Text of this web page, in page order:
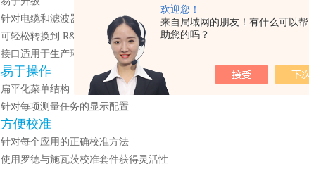
欢迎您！
来自局域网的朋友！有什么可以帮
助您的吗？
针对电缆和滤波器测量的时域分析
可轻松转换到 R&S®ZNB 系列分析仪
接口适用于生产环境下的测试序列控制
易于操作
扁平化菜单结构，方便有效操作
针对每项测量任务的显示配置
方便校准
针对每个应用的正确校准方法
使用罗德与施瓦茨校准套件获得灵活性